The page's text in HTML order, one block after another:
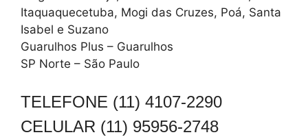
Itaquaquecetuba, Mogi das Cruzes, Poá, Santa
Isabel e Suzano
Guarulhos Plus – Guarulhos
SP Norte – São Paulo
TELEFONE (11) 4107-2290
CELULAR (11) 95956-2748